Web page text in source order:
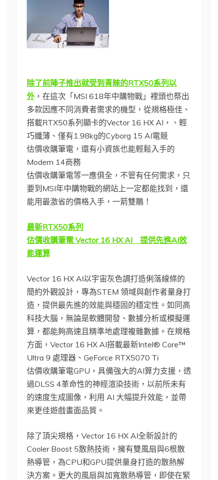
除了前陣子推出就受到青睞的RTX50系列以
外 ，在這次「MSI 618年中購物戰」裡頭也祭出
多款因應不同消費者需求的機型，從規格極佳、
搭載RTX50系列顯卡的Vector 16 HX AI，、輕
巧纖薄、僅有1.98kg的Cyborg 15 AI電競
估價收購筆電，還有小資族也能輕鬆入手的
Modern 14商務
估價收購筆電等一應俱全，不管有任何需求，只
要到MSI年中購物戰的網站上一定都能找到，還
能用最激省的價格入手，一箭雙鵰！
最新RTX50系列
估價收購筆電 Vector 16 HX AI 提供先進AI效
能運算
Vector 16 HX AI以宇宙灰色調打造俐落線條的
簡約外觀設計，專為STEM 領域與創作者量身打
造，提供最先進的效能與穩固的穩定性。如同高
科技大腦，無論是軟體開發、數據分析或模擬運
算，都能夠高速且精準地處理複雜數據。在規格
方面，Vector 16 HX AI搭載最新Intel® Core™
Ultra 9 處理器、GeForce RTX5070 Ti
估價收購筆電GPU，具備強大的AI算力支援，透
過DLSS 4革命性的神經渲染技術，以前所未有
的速度生成圖像，利用 AI 大幅提升效能，並帶
來更佳遊戲畫面品質。
除了頂尖規格，Vector 16 HX AI全新設計的
Cooler Boost 5散熱技術，擁有雙風扇與6根散
熱導管，為CPU和GPU提供量身打造的散熱解
決方案。更大的風扇與加寬散熱導管，即使在緊